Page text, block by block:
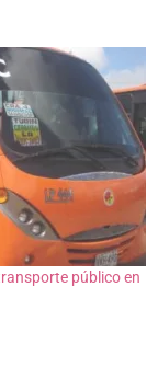
público en